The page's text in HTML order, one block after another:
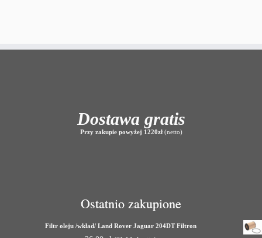
Dostawa gratis
Przy zakupie powyżej 1220zł(netto)
Ostatnio zakupione
Filtr oleju /wkład/ Land Rover Jaguar 204DT Filtron